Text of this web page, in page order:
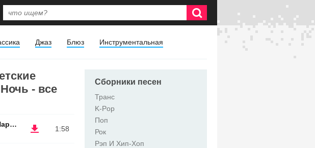
Джаз Блюз Инструментальная
- все
1:58
Сказариум, Сказки, Русские народные сказки, Детские сказки, Народные Сказки Для Детей, Сказки на ночь
Сборники песен
Транс
K-Pop
Поп
Рок
Рэп И Хип-Хоп